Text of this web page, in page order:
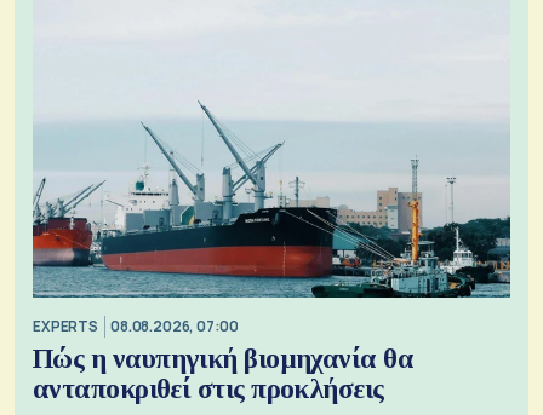
EXPERTS 08.08.2026, 07:00
Πώς η ναυπηγική βιομηχανία θα
ανταποκριθεί στις προκλήσεις